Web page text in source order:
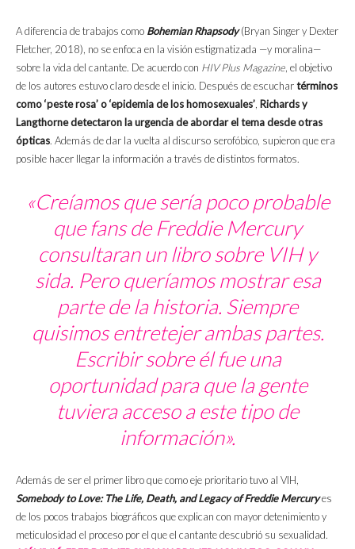
A diferencia de trabajos como Bohemian Rhapsody(Bryan Singer y Dexter
Fletcher, 2018), no se enfoca en la visión estigmatizada —y moralina—
sobre la vida del cantante. De acuerdo con HIV Plus Magazine, el objetivo
de los autores estuvo claro desde el inicio. Después de escuchartérminos
como ‘peste rosa’ o ‘epidemia de los homosexuales’, Richards y
Langthorne detectaron la urgencia de abordar el tema desde otras
ópticas. Además de dar la vuelta al discurso serofóbico, supieron que era
posible hacer llegar la información a través de distintos formatos.
«Creíamos que sería poco probable
que fans de Freddie Mercury
consultaran un libro sobre VIH y
sida. Pero queríamos mostrar esa
parte de la historia. Siempre
quisimos entretejer ambas partes.
Escribir sobre él fue una
oportunidad para que la gente
tuviera acceso a este tipo de
información».
Además de ser el primer libro que como eje prioritario tuvo al VIH,
Somebody to Love: The Life, Death, and Legacy of Freddie Mercuryes
de los pocos trabajos biográficos que explican con mayor detenimiento y
meticulosidad el proceso por el que el cantante descubrió su sexualidad.